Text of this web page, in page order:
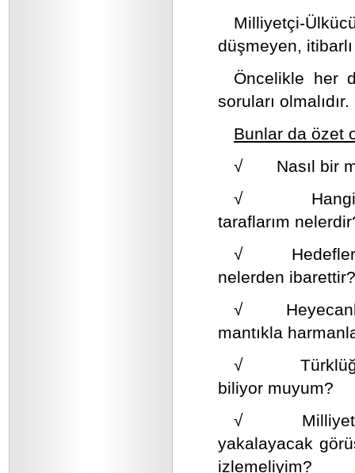
Milliyetçi-
düşmeyen,
Öncelikle her
soruları olmalıdır.
Bunlar da özet
√ Nasıl bir
√ Hangi
taraflarım
√
nelerden ibarettir?
√
mantıkla
√ Türklüğün
biliyor muyum?
√
yakalayacak
izlemeliyim?